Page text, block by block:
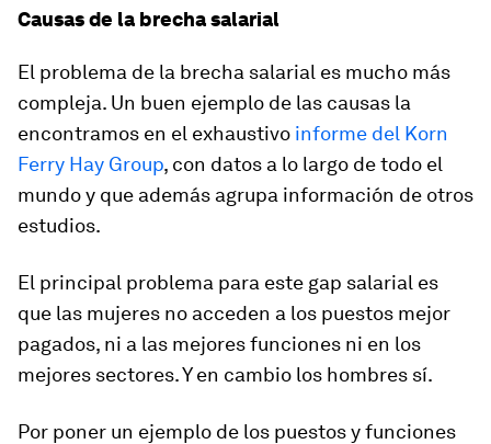
Causas de la brecha salarial
El problema de la brecha salarial es mucho más
compleja. Un buen ejemplo de las causas la
encontramos en el exhaustivo informe del Korn
Ferry Hay Group, con datos a lo largo de todo el
mundo y que además agrupa información de otros
estudios.
El principal problema para este gap salarial es
que las mujeres no acceden a los puestos mejor
pagados, ni a las mejores funciones ni en los
mejores sectores. Y en cambio los hombres sí.
Por poner un ejemplo de los puestos y funciones